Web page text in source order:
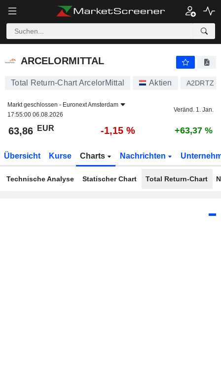
ARCELORMITTAL
ARCELORMITTAL
Total Return-Chart ArcelorMittal Aktien A2DRTZ
Markt geschlossen - Euronext Amsterdam
17:55:00 06.08.2026
Veränd. 1. Jan.
63,86 EUR -1,15 % +63,37 %
Übersicht Kurse Charts Nachrichten
Technische Analyse Statischer Chart Total Return-Chart